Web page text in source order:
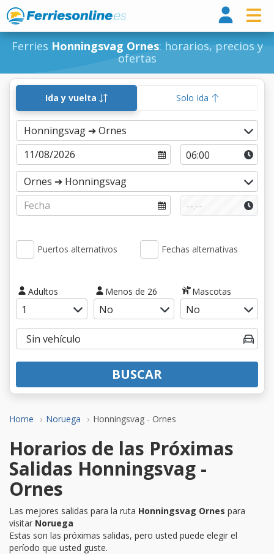
Ferries Honningsvag Ornes: horarios, precios y
ofertas
Home Noruega Honningsvag - Ornes
Ida y vuelta Solo Ida
Puertos alternativos Fechas alternativas
Adultos Menos de 26 Mascotas
BUSCAR
Horarios de las Próximas
Salidas Honningsvag -
Ornes
Las mejores salidas para la ruta Honningsvag Ornes para
visitar Noruega
Estas son las próximas salidas, pero usted puede elegir el
período que usted guste.